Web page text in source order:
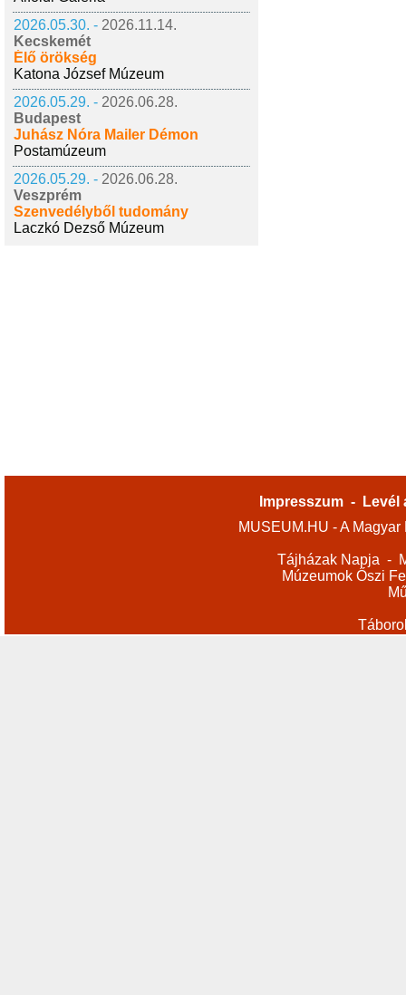
2026.05.30. - 2026.11.14.
Kecskemét
Élő örökség
Katona József Múzeum
2026.05.29. - 2026.06.28.
Budapest
Juhász Nóra Mailer Démon
Postamúzeum
2026.05.29. - 2026.06.28.
Veszprém
Szenvedélyből tudomány
Laczkó Dezső Múzeum
Impresszum -
Levél
MUSEUM.HU - A
Tájházak Napja -
Múzeumok Őszi